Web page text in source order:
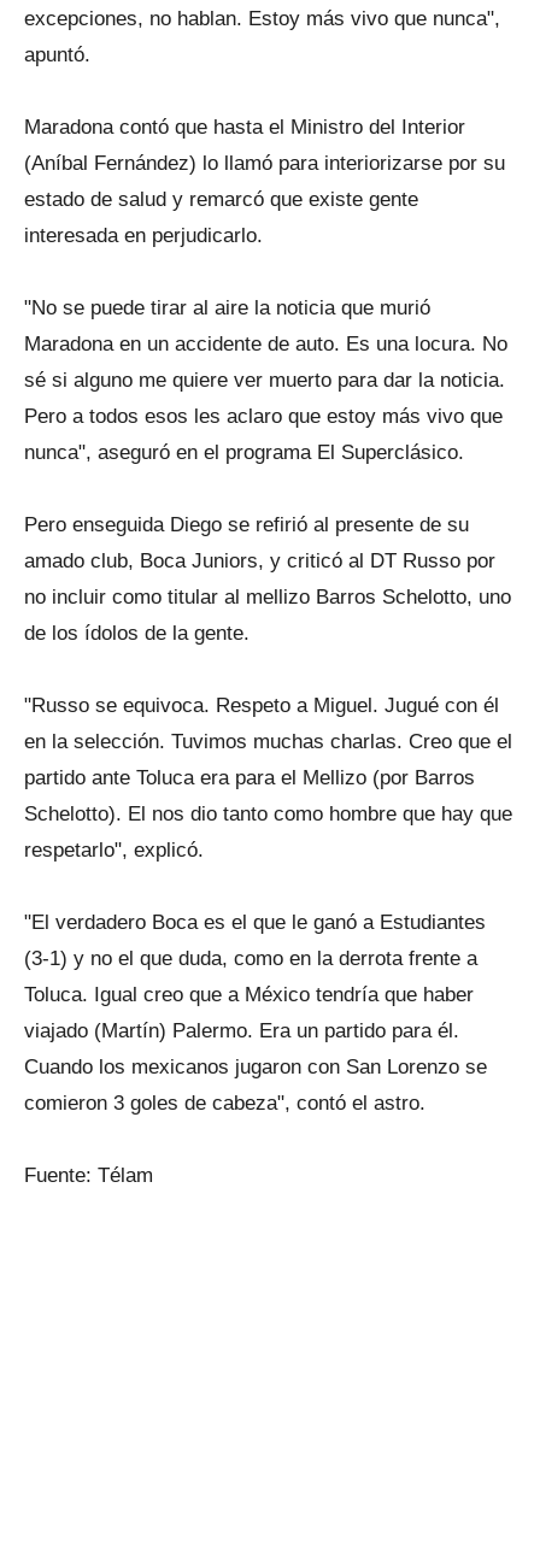
excepciones, no hablan. Estoy más vivo que nunca",
apuntó.
Maradona contó que hasta el Ministro del Interior
(Aníbal Fernández) lo llamó para interiorizarse por su
estado de salud y remarcó que existe gente
interesada en perjudicarlo.
"No se puede tirar al aire la noticia que murió
Maradona en un accidente de auto. Es una locura. No
sé si alguno me quiere ver muerto para dar la noticia.
Pero a todos esos les aclaro que estoy más vivo que
nunca", aseguró en el programa El Superclásico.
Pero enseguida Diego se refirió al presente de su
amado club, Boca Juniors, y criticó al DT Russo por
no incluir como titular al mellizo Barros Schelotto, uno
de los ídolos de la gente.
"Russo se equivoca. Respeto a Miguel. Jugué con él
en la selección. Tuvimos muchas charlas. Creo que el
partido ante Toluca era para el Mellizo (por Barros
Schelotto). El nos dio tanto como hombre que hay que
respetarlo", explicó.
"El verdadero Boca es el que le ganó a Estudiantes
(3-1) y no el que duda, como en la derrota frente a
Toluca. Igual creo que a México tendría que haber
viajado (Martín) Palermo. Era un partido para él.
Cuando los mexicanos jugaron con San Lorenzo se
comieron 3 goles de cabeza", contó el astro.
Fuente: Télam